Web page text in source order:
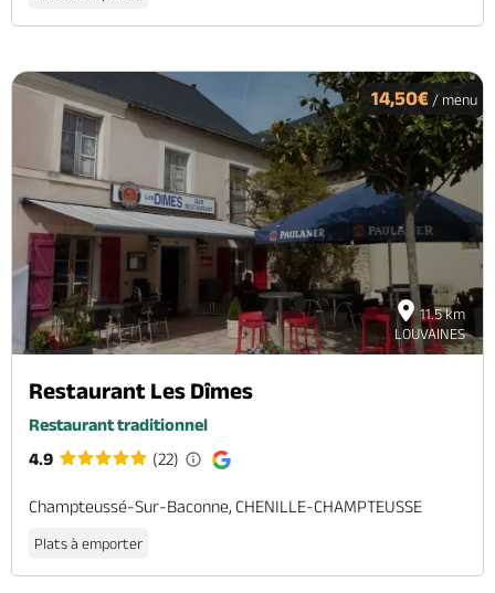
11.5 km
LOUVAINES
14,50€ / menu
Restaurant Les Dîmes
Restaurant traditionnel
4.9
(22)
Champteussé-Sur-Baconne, CHENILLE-CHAMPTEUSSE
Plats à emporter